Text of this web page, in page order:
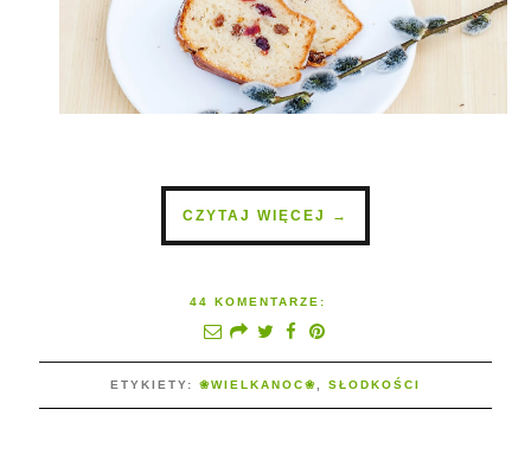
CZYTAJ WIĘCEJ →
44 KOMENTARZE:
ETYKIETY: ❀WIELKANOC❀ SŁODKOŚCI